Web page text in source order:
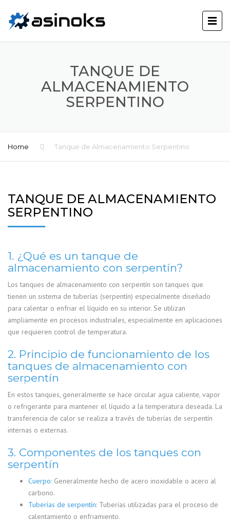
TANQUE DE
ALMACENAMIENTO
SERPENTINO
Home Tanque de Almacenamiento Serpentino
TANQUE DE ALMACENAMIENTO
SERPENTINO
1. ¿Qué es un tanque de
almacenamiento con serpentín?
Los tanques de almacenamiento con serpentín son tanques que
tienen un sistema de tuberías (serpentín) especialmente diseñado
para calentar o enfriar el líquido en su interior. Se utilizan
ampliamente en procesos industriales, especialmente en aplicaciones
que requieren control de temperatura.
2. Principio de funcionamiento de los
tanques de almacenamiento con
serpentín
En estos tanques, generalmente se hace circular agua caliente, vapor
o refrigerante para mantener el líquido a la temperatura deseada. La
transferencia de calor se realiza a través de tuberías de serpentín
internas o externas.
3. Componentes de los tanques con
serpentín
Cuerpo: Generalmente hecho de acero inoxidable o acero al
carbono.
Tuberías de serpentín: Tuberías utilizadas para el proceso de
calentamiento o enfriamiento.